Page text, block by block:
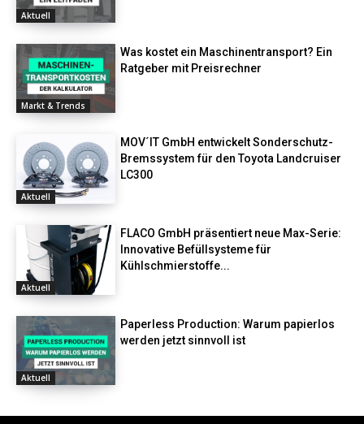
Aktuell
Markt & Trends
Was kostet ein Maschinentransport? Ein
Ratgeber mit Preisrechner
Aktuell
MOV´IT GmbH entwickelt Sonderschutz-
Bremssystem für den Toyota Landcruiser
LC300
Aktuell
FLACO GmbH präsentiert neue Max-Serie:
Innovative Befüllsysteme für
Kühlschmierstoffe...
Aktuell
Paperless Production: Warum papierlos
werden jetzt sinnvoll ist